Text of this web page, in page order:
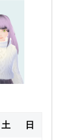
土 日